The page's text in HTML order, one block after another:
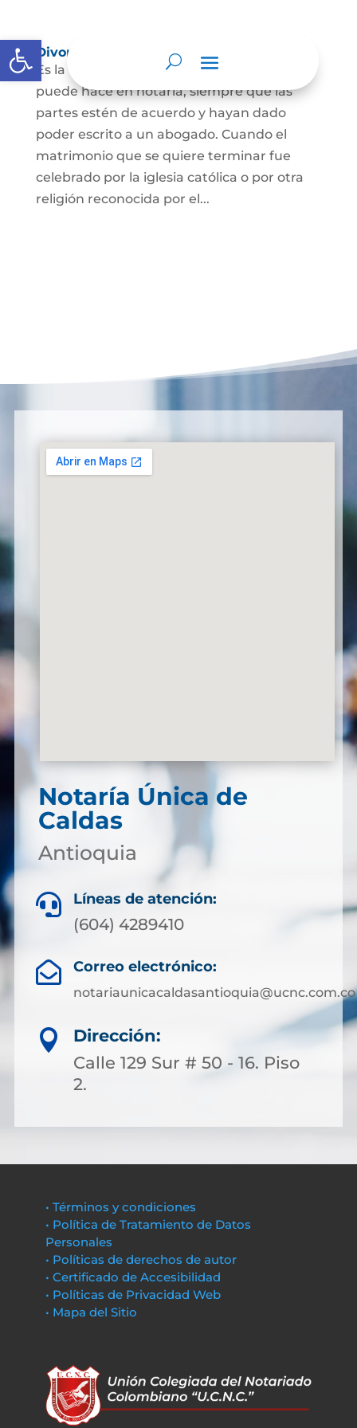
Abrir barra de herramientas
Divorcio
Es la terminación del Matrimonio Civil y se
puede hace en notaría, siempre que las
partes estén de acuerdo y hayan dado
poder escrito a un abogado. Cuando el
matrimonio que se quiere terminar fue
celebrado por la iglesia católica o por otra
religión reconocida por el...
Notaría Única de
Caldas
Antioquia
 Líneas de atención:
(604) 4289410
 Correo electrónico:
notariaunicacaldasantioquia@ucnc.com.co

Dirección:
Calle 129 Sur # 50 - 16. Piso
2.
• Términos y condiciones
• Política de Tratamiento de Datos
Personales
• Políticas de derechos de autor
• Certificado de Accesibilidad
• Políticas de Privacidad Web
• Mapa del Sitio